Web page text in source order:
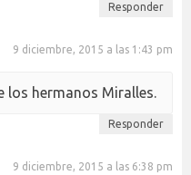
Responder
9 diciembre, 2015 a las 1:43 pm
los hermanos Miralles.
Responder
9 diciembre, 2015 a las 6:38 pm